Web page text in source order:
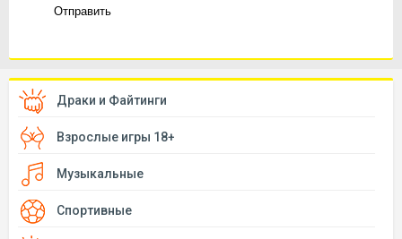
Отправить
Драки и Файтинги
Взрослые игры 18+
Музыкальные
Спортивные